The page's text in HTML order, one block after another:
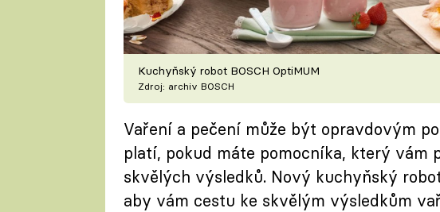
Kuchyňský robot BOSCH OptiMUM
Zdroj: archiv BOSCH
Vaření a pečení může být opravdovým
platí, pokud máte pomocníka, který vám
skvělých výsledků. Nový kuchyňský
aby vám cestu ke skvělým výsledkům